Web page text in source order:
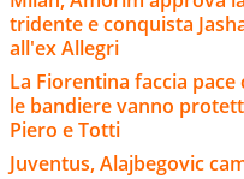
tridente e conquista
all'ex Allegri
La Fiorentina faccia
le bandiere vanno
Piero e Totti
Juventus, Alajbegovic